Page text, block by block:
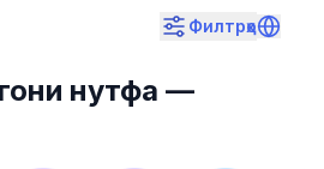
Филтрҳо
нутфа —